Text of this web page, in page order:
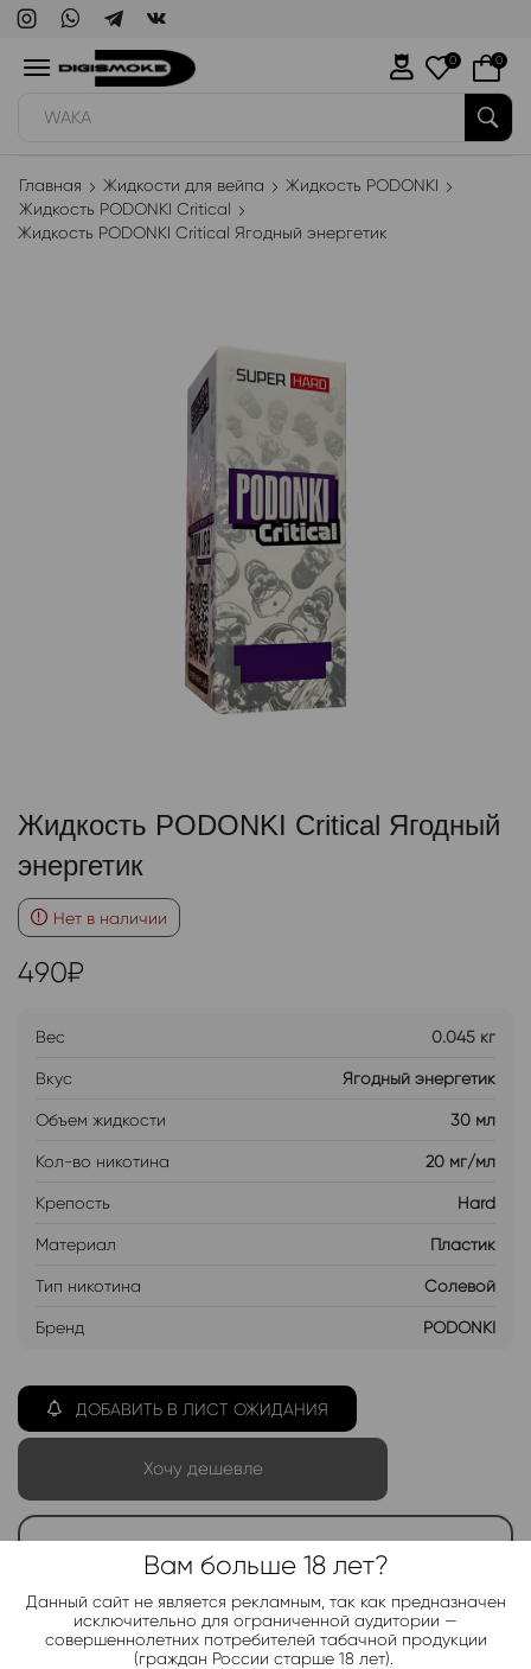
WAKA
0 0
Главная Жидкости для вейпа
Жидкость PODONKI
Жидкость PODONKI Critical
Жидкость PODONKI Critical Ягодный энергетик
Жидкость PODONKI Critical Ягодный
энергетик
Нет в наличии
490₽
Вес 0.045 кг
Вкус Ягодный энергетик
Объем жидкости 30 мл
Кол-во никотина 20 мг/мл
Крепость Hard
Материал Пластик
Тип никотина Солевой
Бренд PODONKI
ДОБАВИТЬ В ЛИСТ ОЖИДАНИЯ
Хочу дешевле
Telegram-канал 2000+
Подписаться
Вам больше 18 лет?
Данный сайт не является рекламным, так как предназначен
исключительно для ограниченной аудитории —
совершеннолетних потребителей табачной продукции
(граждан России старше 18 лет).